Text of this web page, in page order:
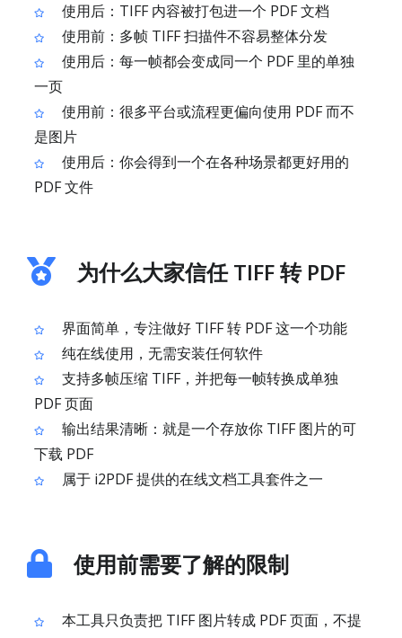
使用后：TIFF 内容被打包进一个 PDF 文档
使用前：多帧 TIFF 扫描件不容易整体分发
使用后：每一帧都会变成同一个 PDF 里的单独
一页
使用前：很多平台或流程更偏向使用 PDF 而不
是图片
使用后：你会得到一个在各种场景都更好用的
PDF 文件
为什么大家信任 TIFF 转 PDF
界面简单，专注做好 TIFF 转 PDF 这一个功能
纯在线使用，无需安装任何软件
支持多帧压缩 TIFF，并把每一帧转换成单独
PDF 页面
输出结果清晰：就是一个存放你 TIFF 图片的可
下载 PDF
属于 i2PDF 提供的在线文档工具套件之一
使用前需要了解的限制
本工具只负责把 TIFF 图片转成 PDF 页面，不提